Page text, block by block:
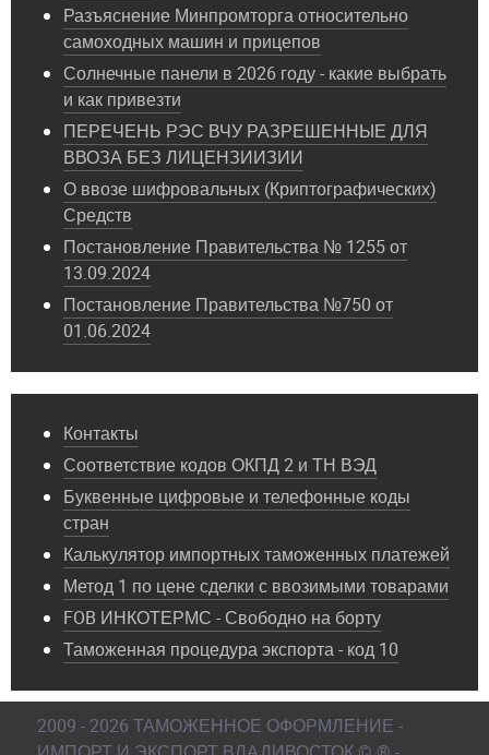
Разъяснение Минпромторга относительно
самоходных машин и прицепов
Солнечные панели в 2026 году - какие выбрать
и как привезти
ПЕРЕЧЕНЬ РЭС ВЧУ РАЗРЕШЕННЫЕ ДЛЯ
ВВОЗА БЕЗ ЛИЦЕНЗИИЗИИ
О ввозе шифровальных (Криптографических)
Средств
Постановление Правительства № 1255 от
13.09.2024
Постановление Правительства №750 от
01.06.2024
Контакты
Соответствие кодов ОКПД 2 и ТН ВЭД
Буквенные цифровые и телефонные коды
стран
Калькулятор импортных таможенных платежей
Метод 1 по цене сделки с ввозимыми товарами
FOB ИНКОТЕРМС - Свободно на борту
Таможенная процедура экспорта - код 10
2009 - 2026 ТАМОЖЕННОЕ ОФОРМЛЕНИЕ -